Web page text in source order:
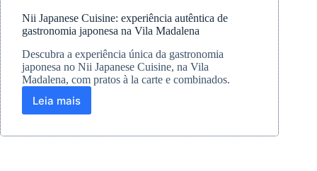
Nii Japanese Cuisine: experiência autêntica de
gastronomia japonesa na Vila Madalena
Descubra a experiência única da gastronomia
japonesa no Nii Japanese Cuisine, na Vila
Madalena, com pratos à la carte e combinados.
Leia mais
Nii
Cuisine: